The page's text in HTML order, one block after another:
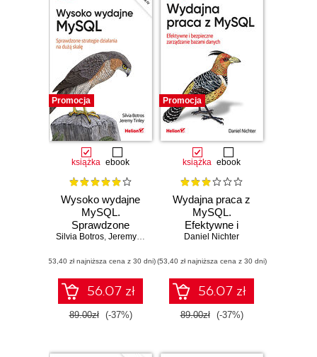
Promocja
książka ebook
Wysoko wydajne
MySQL.
Sprawdzone
strategie działania
Wydanie IV
Silvia Botros, Jeremy Tinley
(53,40 zł najniższa cena z 30 dni)
56.07 zł
89.00zł (-37%)
Promocja
książka ebook
Wydajna praca z
MySQL.
Efektywne i
bezpieczne
bazami danych
Daniel Nichter
(53,40 zł najniższa cena z 30 dni)
56.07 zł
89.00zł (-37%)